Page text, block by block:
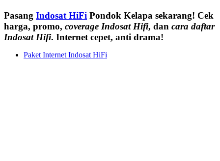
Pasang Indosat HiFi Pondok Kelapa sekarang! Cek
harga, promo, coverage Indosat Hifi, dan cara daftar
Indosat Hifi. Internet cepet, anti drama!
Paket Internet Indosat HiFi